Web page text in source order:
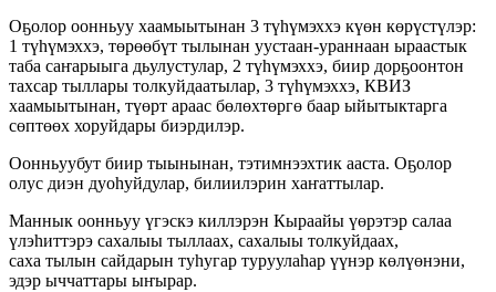
Оҕолор оонньуу хаамыытынан 3 түһүмэххэ күөн көрүстүлэр:
1 түһүмэххэ, төрөөбүт тылынан уустаан-ураннаан ыраастык
таба саҥарыыга дьулустулар, 2 түһүмэххэ, биир дорҕоонтон
тахсар тыллары толкуйдаатылар, 3 түһүмэххэ, КВИЗ
хаамыытынан, түөрт араас бөлөхтөргө баар ыйытыктарга
сөптөөх хоруйдары биэрдилэр.
Оонньуубут биир тыынынан, тэтимнээхтик ааста. Оҕолор
олус диэн дуоһуйдулар, билиилэрин хаҥаттылар.
Маннык оонньуу үгэскэ киллэрэн Кыраайы үөрэтэр салаа
үлэһиттэрэ сахалыы тыллаах, сахалыы толкуйдаах,
саха тылын сайдарын туһугар туруулаһар үүнэр көлүөнэни,
эдэр ыччаттары ыҥырар.